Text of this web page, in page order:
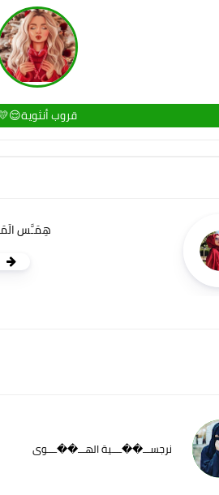
قروب
هِمَـَّس
نرجســـ��ــــية الهـــ��ــــوى